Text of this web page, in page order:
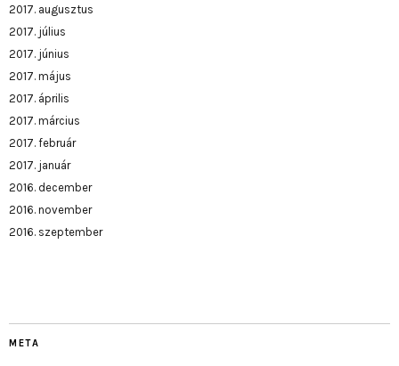
2017. augusztus
2017. július
2017. június
2017. május
2017. április
2017. március
2017. február
2017. január
2016. december
2016. november
2016. szeptember
META